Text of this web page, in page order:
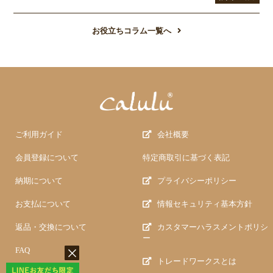
お役立ちコラム一覧へ
ご利用ガイド
会員登録について
納期について
お支払について
返品・交換について
FAQ
会社概要
特定商取引に基づく表記
プライバシーポリシー
情報セキュリティ基本方針
カスタマーハラスメントポリシ
ー
トレードワークスとは